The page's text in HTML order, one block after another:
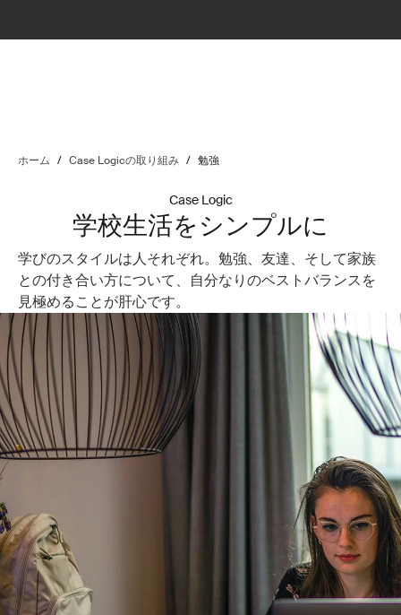
ホーム / Case Logicの取り組み / 勉強
Case Logic
学校生活をシンプルに
学びのスタイルは人それぞれ。勉強、友達、そして家族
との付き合い方について、自分なりのベストバランスを
見極めることが肝心です。